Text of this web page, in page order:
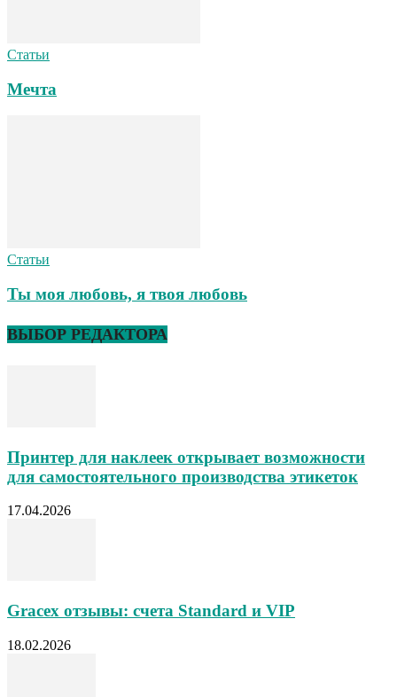
Статьи
Мечта
Статьи
Ты моя любовь, я твоя любовь
ВЫБОР РЕДАКТОРА
Принтер для наклеек открывает возможности
для самостоятельного производства этикеток
17.04.2026
Gracex отзывы: счета Standard и VIP
18.02.2026